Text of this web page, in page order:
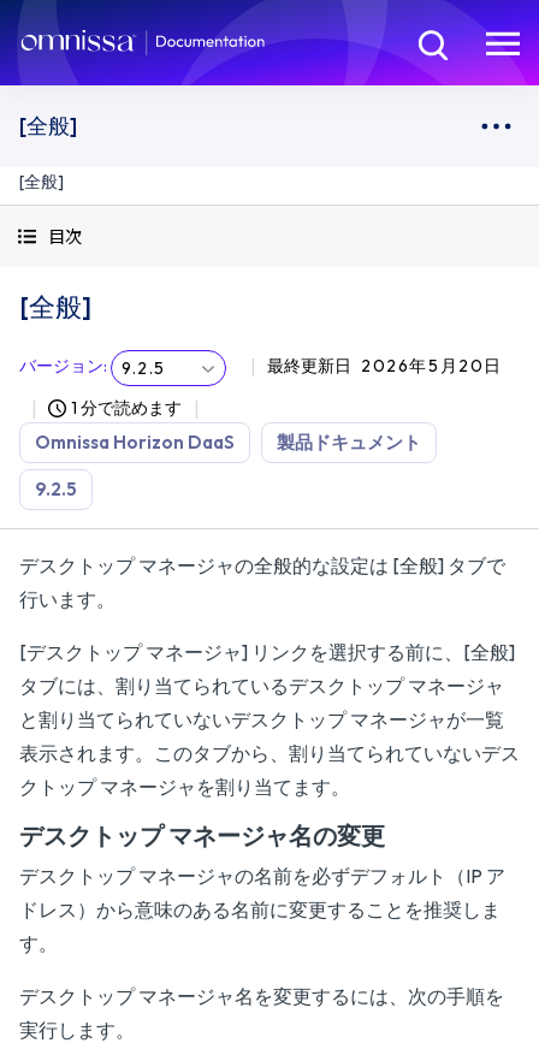
[全般]
[全般]
目次
[全般]
バージョン: 9.2.5 最終更新日
2026年5月20日
1 分で読めます
Omnissa Horizon DaaS 製品ドキュメント
9.2.5
デスクトップ マネージャの全般的な設定は [全般] タブで
行います。
[デスクトップ マネージャ] リンクを選択する前に、[全般]
タブには、割り当てられているデスクトップ マネージャ
と割り当てられていないデスクトップ マネージャが一覧
表示されます。このタブから、割り当てられていないデス
クトップ マネージャを割り当てます。
デスクトップ マネージャ名の変更
デスクトップ マネージャの名前を必ずデフォルト（IP ア
ドレス）から意味のある名前に変更することを推奨しま
す。
デスクトップ マネージャ名を変更するには、次の手順を
実行します。